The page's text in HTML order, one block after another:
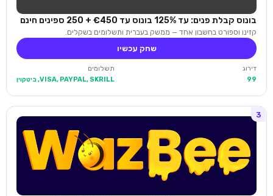
בונוס קבלת פנים: עד 125% בונוס עד €450 + 250 ספינים חינם
קזינו וספורט בחשבון אחד — ממשק בעברית ותשלומים בשקלים.
שחק עכשיו
דירוג
99
תשלומים
VISA, PAYPAL, SKRILL, ביטקוין
3